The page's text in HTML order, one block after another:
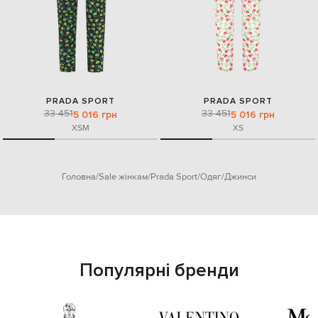
PRADA SPORT
33 4515 016 грн
XSM
PRADA SPORT
33 4515 016 грн
XS
Головна Sale жінкам Prada Sport Одяг Джинси
Популярні бренди